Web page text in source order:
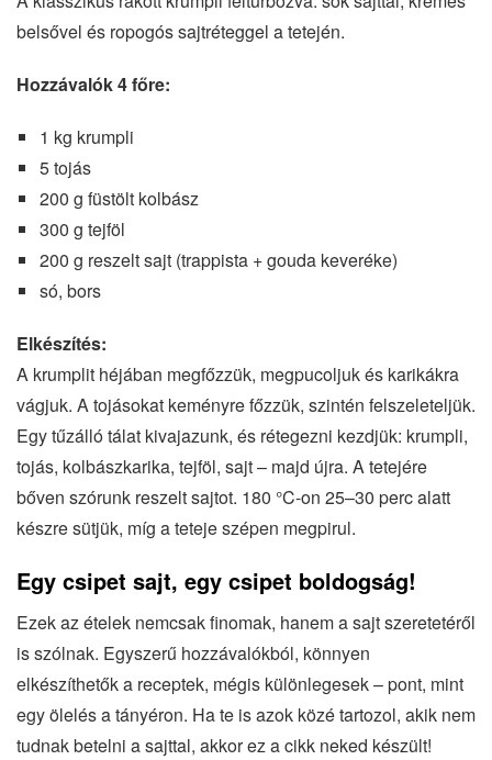
belsővel és ropogós sajtréteggel a tetején.
Hozzávalók 4 főre:
1 kg krumpli
5 tojás
200 g füstölt kolbász
300 g tejföl
200 g reszelt sajt (trappista + gouda keveréke)
só, bors
Elkészítés:
A krumplit héjában megfőzzük, megpucoljuk és karikákra
vágjuk. A tojásokat keményre főzzük, szintén felszeleteljük.
Egy tűzálló tálat kivajazunk, és rétegezni kezdjük: krumpli,
tojás, kolbászkarika, tejföl, sajt – majd újra. A tetejére
bőven szórunk reszelt sajtot. 180 °C-on 25–30 perc alatt
készre sütjük, míg a teteje szépen megpirul.
Egy csipet sajt, egy csipet boldogság!
Ezek az ételek nemcsak finomak, hanem a sajt szeretetéről
is szólnak. Egyszerű hozzávalókból, könnyen
elkészíthetők a receptek, mégis különlegesek – pont, mint
egy ölelés a tányéron. Ha te is azok közé tartozol, akik nem
tudnak betelni a sajttal, akkor ez a cikk neked készült!